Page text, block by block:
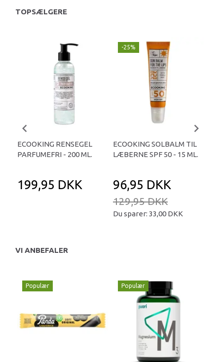
TOPSÆLGERE
ECOOKING RENSEGEL
PARFUMEFRI - 200 ML.
199,95 DKK
-25%
ECOOKING SOLBALM TIL
LÆBERNE SPF 50 - 15 ML.
96,95 DKK
129,95 DKK
Du sparer: 33,00 DKK
VI ANBEFALER
Populær Populær